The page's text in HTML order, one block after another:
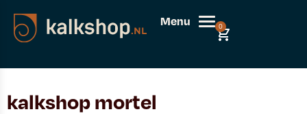
Menu 0
kalkshop mortel